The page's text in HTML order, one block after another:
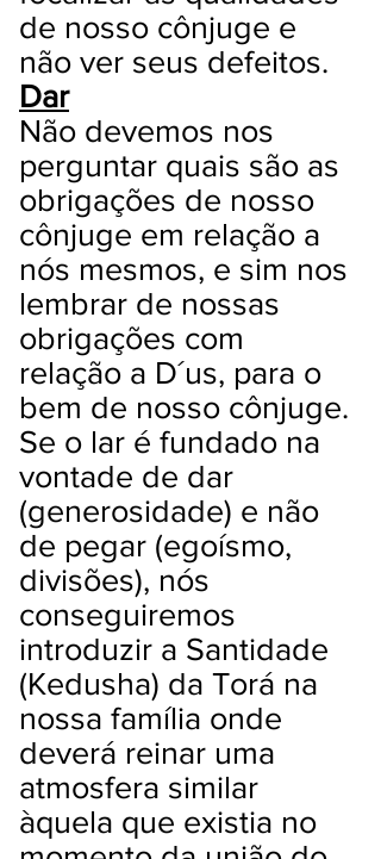
de nosso cônjuge e
não ver seus defeitos.
Dar
Não devemos nos
perguntar quais são as
obrigações de nosso
cônjuge em relação a
nós mesmos, e sim nos
lembrar de nossas
obrigações com
relação a D´us, para o
bem de nosso cônjuge.
Se o lar é fundado na
vontade de dar
(generosidade) e não
de pegar (egoísmo,
divisões), nós
conseguiremos
introduzir a Santidade
(Kedusha) da Torá na
nossa família onde
deverá reinar uma
atmosfera similar
àquela que existia no